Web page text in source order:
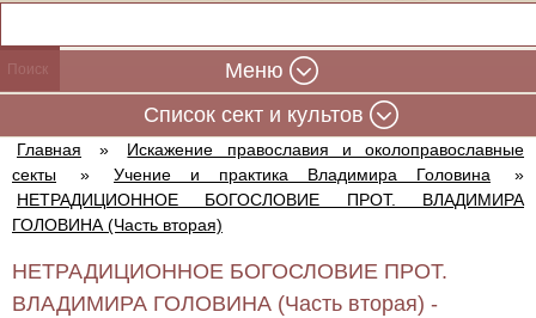
Меню
Cписок сект и культов
Главная »
Искажение православия и околоправославные
секты
» Учение и практика Владимира Головина
»
НЕТРАДИЦИОННОЕ БОГОСЛОВИЕ ПРОТ. ВЛАДИМИРА
ГОЛОВИНА (Часть вторая)
НЕТРАДИЦИОННОЕ БОГОСЛОВИЕ ПРОТ.
ВЛАДИМИРА ГОЛОВИНА (Часть вторая) -